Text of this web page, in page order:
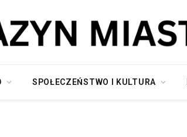
SPOŁECZEŃSTWO I KULTURA